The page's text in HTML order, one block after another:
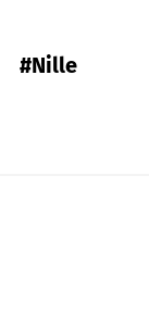
#Nille